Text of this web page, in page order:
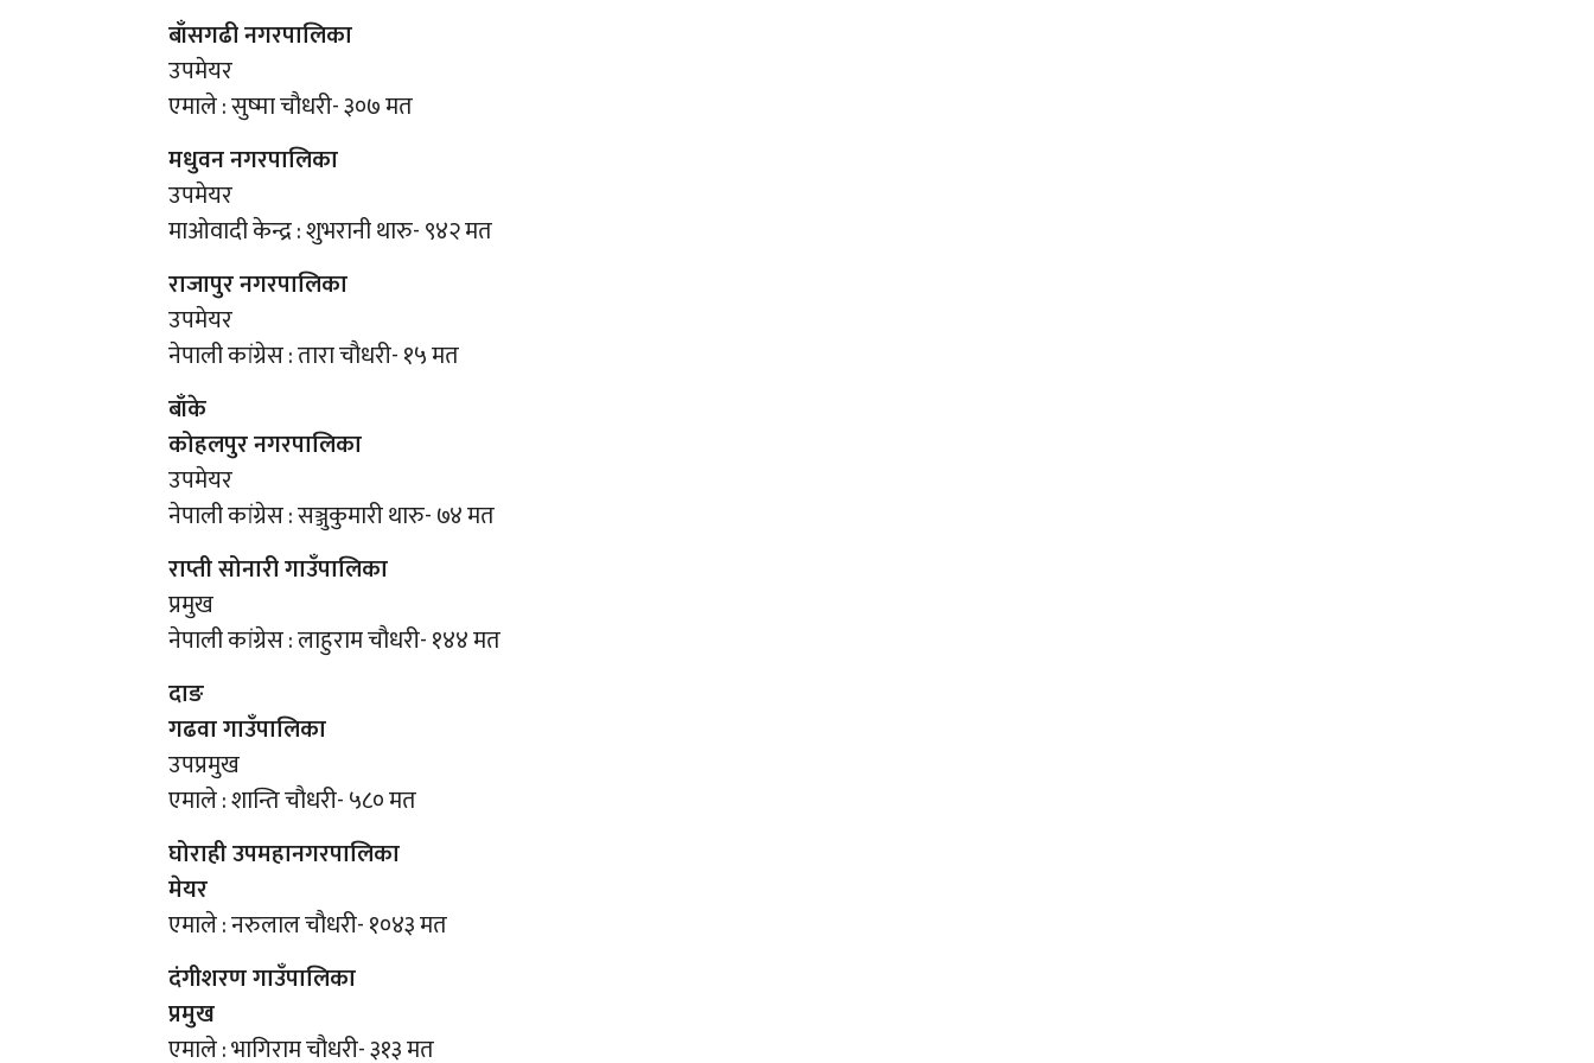
बाँसगढी नगरपालिका
उपमेयर
एमाले : सुष्मा चौधरी- ३०७ मत
मधुवन नगरपालिका
उपमेयर
माओवादी केन्द्र : शुभरानी थारु- ९४२ मत
राजापुर नगरपालिका
उपमेयर
नेपाली कांग्रेस : तारा चौधरी- १५ मत
बाँके
कोहलपुर नगरपालिका
उपमेयर
नेपाली कांग्रेस : सञ्जुकुमारी थारु- ७४ मत
राप्ती सोनारी गाउँपालिका
प्रमुख
नेपाली कांग्रेस : लाहुराम चौधरी- १४४ मत
दाङ
गढवा गाउँपालिका
उपप्रमुख
एमाले : शान्ति चौधरी- ५८० मत
घोराही उपमहानगरपालिका
मेयर
एमाले : नरुलाल चौधरी- १०४३ मत
दंगीशरण गाउँपालिका
प्रमुख
एमाले : भागिराम चौधरी- ३१३ मत